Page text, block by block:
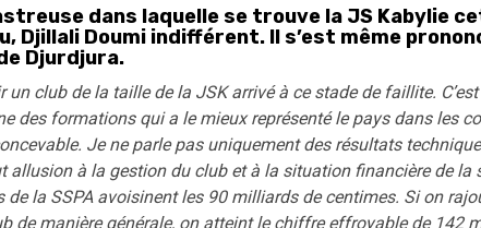
dans laquelle se trouve la JS Kabylie
Djillali Doumi indifférent. Il s’est même
Djurdjura.
un club de la taille de la JSK arrivé à ce stade de faillite.
des formations qui a le mieux représenté le pays dans les
Je ne parle pas uniquement des résultats
allusion à la gestion du club et à la situation financière de la
la SSPA avoisinent les 90 milliards de centimes. Si on
de manière générale, on atteint le chiffre effroyable de 142